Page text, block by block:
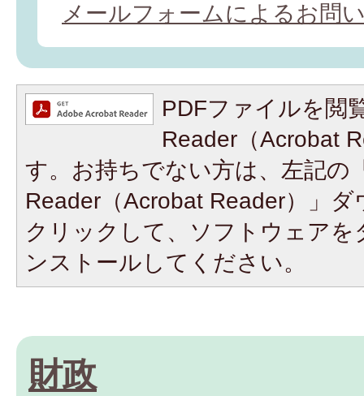
メールフォームによるお問
PDFファイルを閲
Reader（Acrobat
す。お持ちでない方は、左記の
Reader（Acrobat Reader）」
クリックして、ソフトウェア
ンストールしてください。
財政